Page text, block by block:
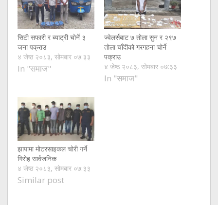
सिटी सफारी र ब्याट्री चोर्ने ३
जना पक्राउ
४ जेष्ठ २०८३, सोमबार ०७:३३
In "समाज"
ज्वेलर्सबाट ७ तोला सुन र २९७
तोला चाँदीको गरगहना चोर्ने
पक्राउ
४ जेष्ठ २०८३, सोमबार ०७:३३
In "समाज"
झापामा मोटरसाइकल चोरी गर्ने
गिरोह सार्वजनिक
४ जेष्ठ २०८३, सोमबार ०७:३३
Similar post